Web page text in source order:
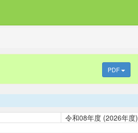
PDF
令和08年度 (2026年度)